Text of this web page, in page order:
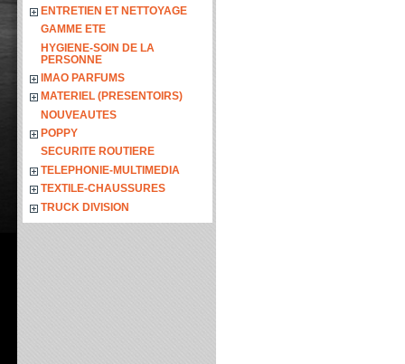
ENTRETIEN ET NETTOYAGE
GAMME ETE
HYGIENE-SOIN DE LA
PERSONNE
IMAO PARFUMS
MATERIEL (PRESENTOIRS)
NOUVEAUTES
POPPY
SECURITE ROUTIERE
TELEPHONIE-MULTIMEDIA
TEXTILE-CHAUSSURES
TRUCK DIVISION